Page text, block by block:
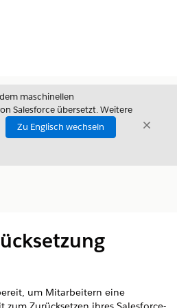
maschinellen
Salesforce übersetzt. Weitere
Zu Englisch wechseln
um Mitarbeitern eine